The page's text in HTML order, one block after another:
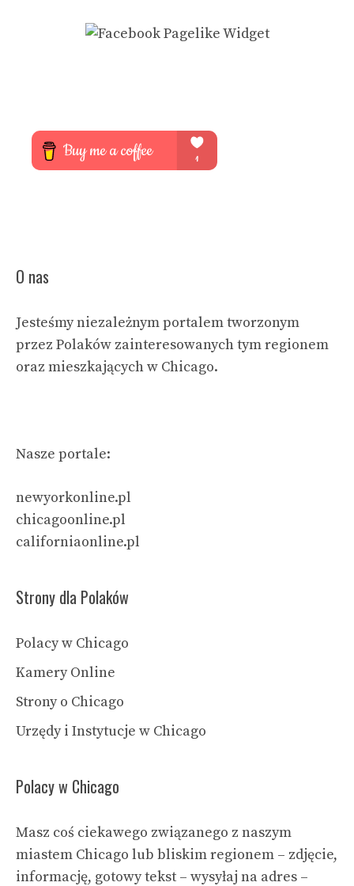
O nas
Jesteśmy niezależnym portalem tworzonym
przez Polaków zainteresowanych tym regionem
oraz mieszkających w Chicago.
Nasze portale:
newyorkonline.pl
chicagoonline.pl
californiaonline.pl
Strony dla Polaków
Polacy w Chicago
Kamery Online
Strony o Chicago
Urzędy i Instytucje w Chicago
Polacy w Chicago
Masz coś ciekawego związanego z naszym
miastem Chicago lub bliskim regionem – zdjęcie,
informację, gotowy tekst – wysyłaj na adres –